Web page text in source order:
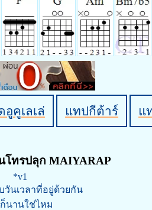
อูคูเลเล่ แทปกีต้าร์ แ
โทรปลุก MAIYARAP
*v1
วันเวลาที่อยู่ด้วยกัน
นานใช่ไหม